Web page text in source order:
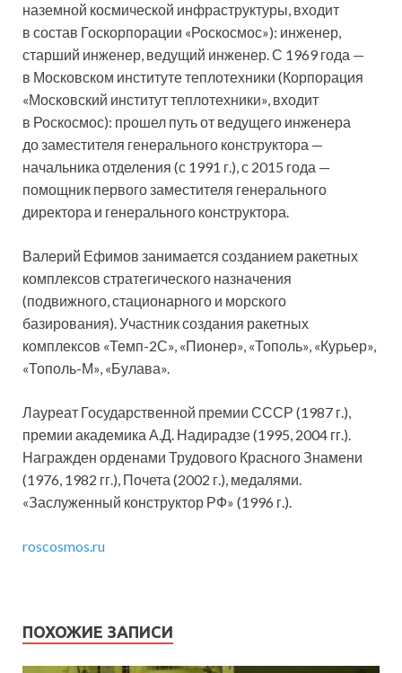
наземной космической инфраструктуры, входит
в состав Госкорпорации «Роскосмос»): инженер,
старший инженер, ведущий инженер. С 1969 года —
в Московском институте теплотехники (Корпорация
«Московский институт теплотехники», входит
в Роскосмос): прошел путь от ведущего инженера
до заместителя генерального конструктора —
начальника отделения (с 1991 г.), с 2015 года —
помощник первого заместителя генерального
директора и генерального конструктора.
Валерий Ефимов занимается созданием ракетных
комплексов стратегического назначения
(подвижного, стационарного и морского
базирования). Участник создания ракетных
комплексов «Темп-2С», «Пионер», «Тополь», «Курьер»,
«Тополь-М», «Булава».
Лауреат Государственной премии СССР (1987 г.),
премии академика А.Д. Надирадзе (1995, 2004 гг.).
Награжден орденами Трудового Красного Знамени
(1976, 1982 гг.), Почета (2002 г.), медалями.
«Заслуженный конструктор РФ» (1996 г.).
roscosmos.ru
ПОХОЖИЕ ЗАПИСИ